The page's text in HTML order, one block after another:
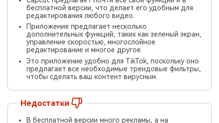
бесплатной версии, что делает его удобным для
редактирования любого видео.
Приложение предлагает несколько
дополнительных функций, таких как зеленый экран,
управление скоростью, многослойное
редактирование и многое другое.
Это приложение удобно для TikTok, поскольку оно
предлагает все необходимые трендовые фильтры,
чтобы сделать ваш контент вирусным.
Недостатки
В бесплатной версии много рекламы, а на